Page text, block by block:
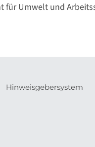
und
Hinweisgebersystem